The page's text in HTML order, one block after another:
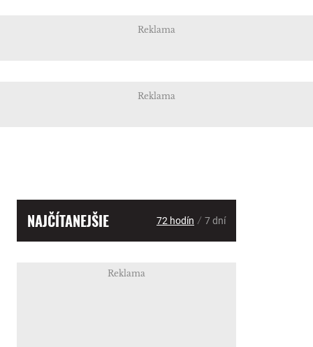
Reklama
Reklama
NAJČÍTANEJŠIE 72 hodín / 7 dní
Reklama